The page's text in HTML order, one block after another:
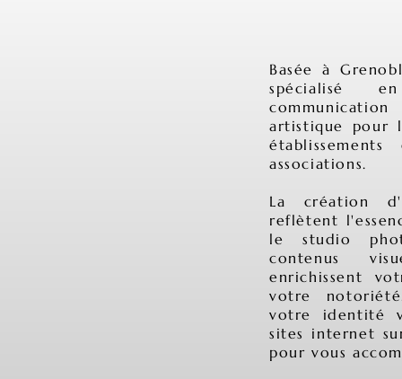
Basée à
spécialisé
artistique pour
associations.
La création
reflètent
le studio
contenus
enrichissent
votre
votre identité
sites internet
pour vous